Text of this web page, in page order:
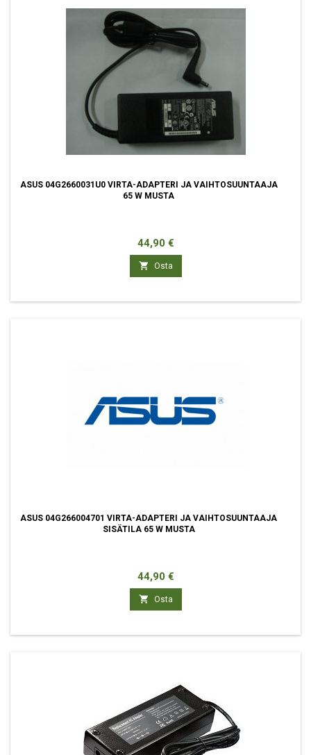
ASUS 04G2660031U0 VIRTA-ADAPTERI JA VAIHTOSUUNTAAJA
65 W MUSTA
Hinta
44,90 €
 Osta
ASUS 04G266004701 VIRTA-ADAPTERI JA VAIHTOSUUNTAAJA
SISÄTILA 65 W MUSTA
Hinta
44,90 €
 Osta